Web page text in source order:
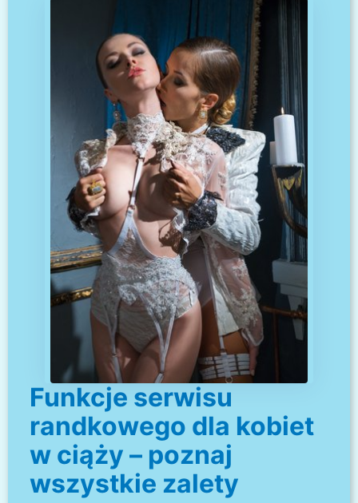
Funkcje serwisu
randkowego dla kobiet
w ciąży – poznaj
wszystkie zalety